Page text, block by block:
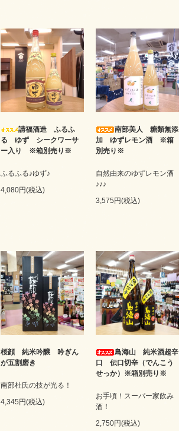
請福酒造 ふるふ
る ゆず シークワーサ
ー入り ※箱別売り※
ふるふる♪ゆず♪
4,080円(税込)
南部美人 糖類無添
加 ゆずレモン酒 ※箱
別売り※
自然由来のゆずレモン酒
♪♪♪
3,575円(税込)
桜顔 純米吟醸 吟ぎん
が五割磨き
南部杜氏の技が光る！
4,345円(税込)
鳥海山 純米酒超辛
口 伝口切辛（でんこう
せっか）※箱別売り※
お手頃！スーパー家飲み
酒！
2,750円(税込)